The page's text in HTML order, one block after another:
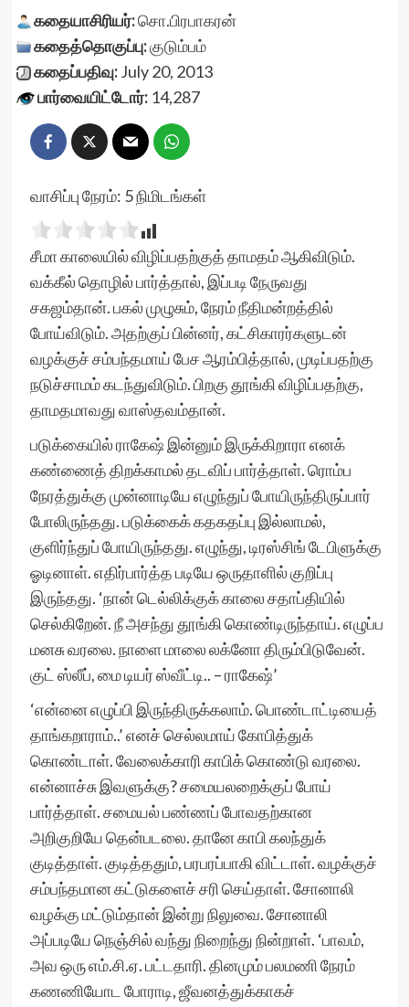
கதையாசிரியர்:சொ.பிரபாகரன்
கதைத்தொகுப்பு:குடும்பம்
கதைப்பதிவு:July 20, 2013
பார்வையிட்டோர்:14,287
வாசிப்பு நேரம்: 5நிமிடங்கள்
சீமா காலையில் விழிப்பதற்குத் தாமதம் ஆகிவிடும்.
வக்கீல் தொழில் பார்த்தால், இப்படி நேருவது
சகஜம்தான். பகல் முழுசும், நேரம் நீதிமன்றத்தில்
போய்விடும். அதற்குப் பின்னர், கட்சிகாரர்களுடன்
வழக்குச் சம்பந்தமாய் பேச ஆரம்பித்தால், முடிப்பதற்கு
நடுச்சாமம் கடந்துவிடும். பிறகு தூங்கி விழிப்பதற்கு,
தாமதமாவது வாஸ்தவம்தான்.
படுக்கையில் ராகேஷ் இன்னும் இருக்கிறாரா எனக்
கண்ணைத் திறக்காமல் தடவிப் பார்த்தாள். ரொம்ப
நேரத்துக்கு முன்னாடியே எழுந்துப் போயிருந்திருப்பார்
போலிருந்தது. படுக்கைக் கதகதப்பு இல்லாமல்,
குளிர்ந்துப் போயிருந்தது. எழுந்து, டிரஸ்சிங் டேபிளுக்கு
ஓடினாள். எதிர்பார்த்த படியே ஒருதாளில் குறிப்பு
இருந்தது. ‘நான் டெல்லிக்குக் காலை சதாப்தியில்
செல்கிறேன். நீ அசந்து தூங்கி கொண்டிருந்தாய். எழுப்ப
மனசு வரலை. நாளை மாலை லக்னோ திரும்பிடுவேன்.
குட் ஸ்லீப், மை டியர் ஸ்வீட்டி.. – ராகேஷ்’
‘என்னை எழுப்பி இருந்திருக்கலாம். பொண்டாட்டியைத்
தாங்கறாராம்..’ எனச் செல்லமாய் கோபித்துக்
கொண்டாள். வேலைக்காரி காபிக் கொண்டு வரலை.
என்னாச்சு இவளுக்கு? சமையலறைக்குப் போய்
பார்த்தாள். சமையல் பண்ணப் போவதற்கான
அறிகுறியே தென்படலை. தானே காபி கலந்துக்
குடித்தாள். குடித்ததும், பரபரப்பாகி விட்டாள். வழக்குச்
சம்பந்தமான கட்டுகளைச் சரி செய்தாள். சோனாலி
வழக்கு மட்டும்தான் இன்று நிலுவை. சோனாலி
அப்படியே நெஞ்சில் வந்து நிறைந்து நின்றாள். ‘பாவம்,
அவ ஒரு எம்.சி.ஏ. பட்டதாரி. தினமும் பலமணி நேரம்
கணணியோட போராடி, ஜீவனத்துக்காகச்